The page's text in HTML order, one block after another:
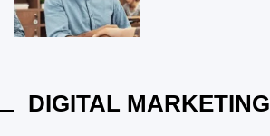
DIGITAL MARKETING